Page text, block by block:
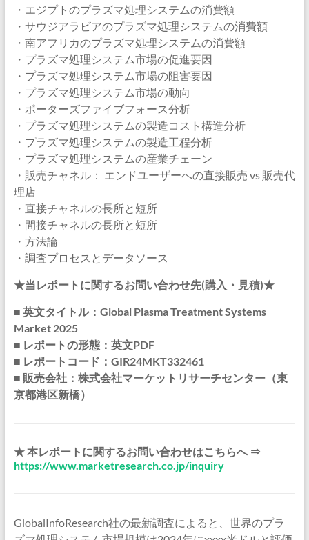
・エジプトのプラズマ処理システムの消費額
・サウジアラビアのプラズマ処理システムの消費額
・南アフリカのプラズマ処理システムの消費額
・プラズマ処理システム市場の促進要因
・プラズマ処理システム市場の阻害要因
・プラズマ処理システム市場の動向
・ポーターズファイブフォース分析
・プラズマ処理システムの製造コスト構造分析
・プラズマ処理システムの製造工程分析
・プラズマ処理システムの産業チェーン
・販売チャネル： エンドユーザーへの直接販売 vs 販売代
理店
・直接チャネルの長所と短所
・間接チャネルの長所と短所
・方法論
・調査プロセスとデータソース
★当レポートに関するお問い合わせ先(購入・見積)★
■ 英文タイトル：Global Plasma Treatment Systems
Market 2025
■ レポートの形態：英文PDF
■ レポートコード：GIR24MKT332461
■ 販売会社：株式会社マーケットリサーチセンター（東
京都港区新橋）
★ 本レポートに関するお問い合わせはこちらへ ⇒
https://www.marketresearch.co.jp/inquiry
GlobalInfoResearch社の最新調査によると、世界のプラ